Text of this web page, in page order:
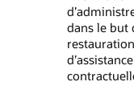
dans le but